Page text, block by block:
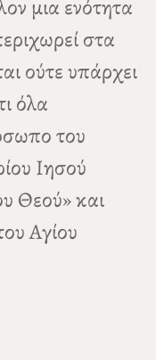
μια ενότητα
στα
ούτε υπάρχει
όλα
του
Ιησού
Θεού» και
Αγίου